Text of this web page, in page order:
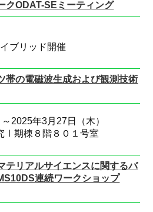
クODAT-SEミーティング
ブリッド開催
帯の電磁波生成および観測技術
2025年3月27日（木）
Ⅰ期棟８階８０１号室
テリアルサイエンスに関するバ
連続ワークショップ